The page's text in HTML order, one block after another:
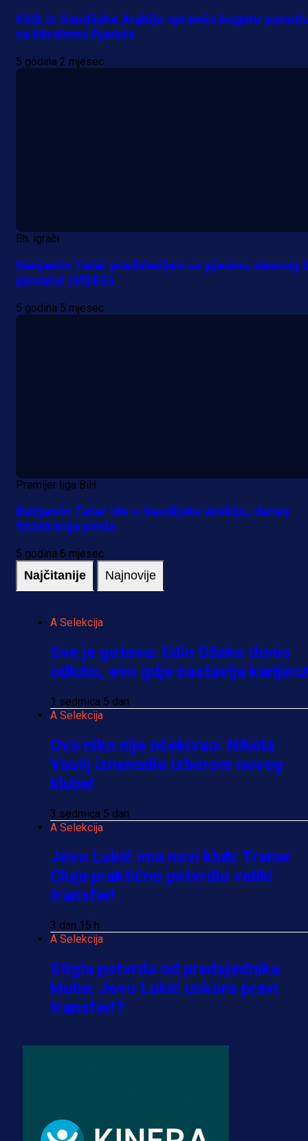
Klub iz Saudijske Arabije spremio bogatu
za Miralema Pjanića
5 godina 2 mjesec
Bh. igrači
Benjamin Tatar predstavljen uz pjesmu slavnog
pjevača! (VIDEO)
5 godina 5 mjesec
Premijer liga BiH
Benjamin Tatar ide u Saudijsku Arabiju, danas
finalizacija posla
5 godina 6 mjesec
Najčitanije Najnovije
A Selekcija
Sve je gotovo: Edin Džeko donio
odluku, evo gdje nastavlja
1 sedmica 5 dan
A Selekcija
Ovo niko nije očekivao: Nikola
Vasilj iznenadio izborom novog
kluba!
3 sedmica 5 dan
A Selekcija
Jovo Lukić ima novi klub: Trener
Cluja praktično potvrdio veliki
transfer!
3 dan 15 h
A Selekcija
Stigla potvrda od predsjednika
kluba: Jovo Lukić uskoro pravi
transfer!?
dres BiH!